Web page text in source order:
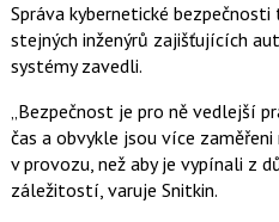
Správa kybernetické
stejných inženýrů zajišťujících
systémy zavedli.
„Bezpečnost je pro ně vedlejší
čas a obvykle jsou více
v provozu, než aby je vypínali z
záležitostí, varuje Snitkin.